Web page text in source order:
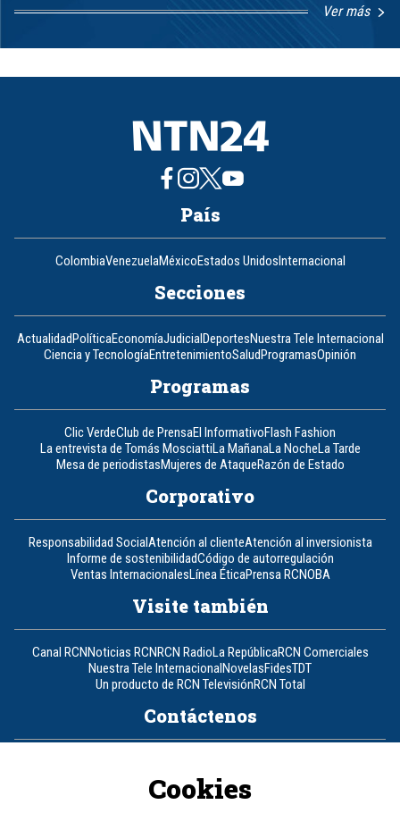
Ver más
1
8
País
ColombiaVenezuelaMéxicoEstados UnidosInternacional
Secciones
ActualidadPolíticaEconomíaJudicialDeportesNuestra Tele Internacional
Ciencia y TecnologíaEntretenimientoSaludProgramasOpinión
Programas
Clic VerdeClub de PrensaEl InformativoFlash Fashion
La entrevista de Tomás MosciattiLa MañanaLa NocheLa Tarde
Mesa de periodistasMujeres de AtaqueRazón de Estado
Corporativo
Responsabilidad SocialAtención al clienteAtención al inversionista
Informe de sostenibilidadCódigo de autorregulación
Ventas InternacionalesLínea ÉticaPrensa RCNOBA
Visite también
Canal RCNNoticias RCNRCN RadioLa RepúblicaRCN Comerciales
Nuestra Tele InternacionalNovelasFidesTDT
Un producto de RCN TelevisiónRCN Total
Contáctenos
Cookies